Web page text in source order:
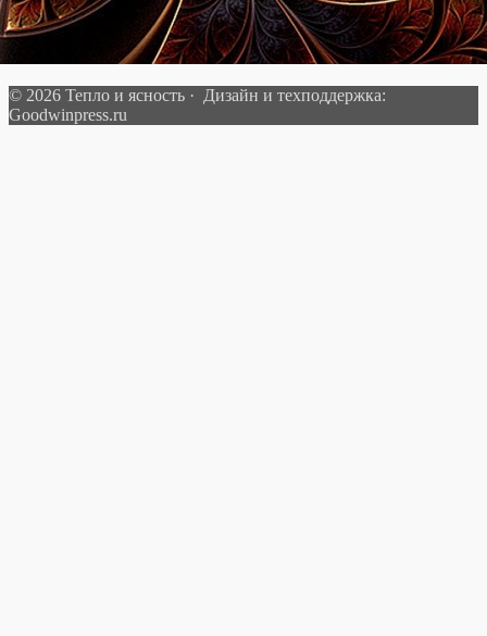
© 2026 Тепло и ясность · Дизайн и техподдержка:
Goodwinpress.ru